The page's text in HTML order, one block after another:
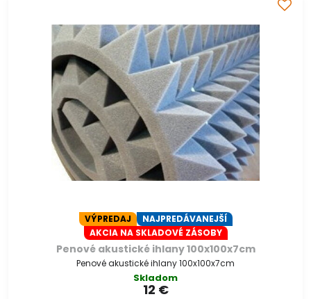
VÝPREDAJ
NAJPREDÁVANEJŠÍ
AKCIA NA SKLADOVÉ ZÁSOBY
Penové akustické ihlany 100x100x7cm
Penové akustické ihlany 100x100x7cm
Skladom
12 €